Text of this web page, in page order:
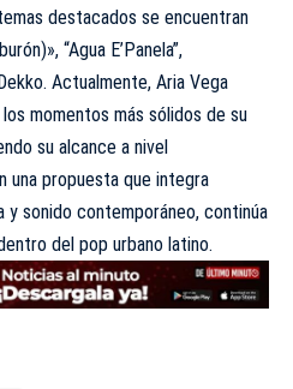
destacados se encuentran
“Agua E’Panela”,
Actualmente, Aria Vega
momentos más sólidos de su
su alcance a nivel
una propuesta que integra
y sonido contemporáneo, continúa
del pop urbano latino.